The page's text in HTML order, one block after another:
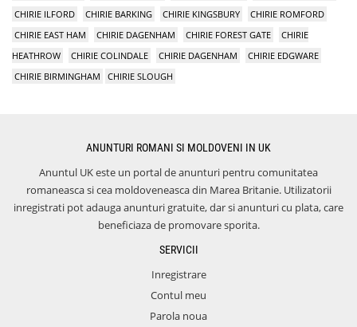
CHIRIE ILFORD
CHIRIE BARKING CHIRIE KINGSBURY
CHIRIE ROMFORD
CHIRIE EAST HAM
CHIRIE DAGENHAM CHIRIE FOREST GATE
CHIRIE
HEATHROW
CHIRIE COLINDALE CHIRIE DAGENHAM
CHIRIE EDGWARE
CHIRIE BIRMINGHAM
CHIRIE SLOUGH
ANUNTURI ROMANI SI MOLDOVENI IN UK
Anuntul UK este un portal de anunturi pentru comunitatea
romaneasca si cea moldoveneasca din Marea Britanie. Utilizatorii
inregistrati pot adauga anunturi gratuite, dar si anunturi cu plata, care
beneficiaza de promovare sporita.
SERVICII
Inregistrare
Contul meu
Parola noua